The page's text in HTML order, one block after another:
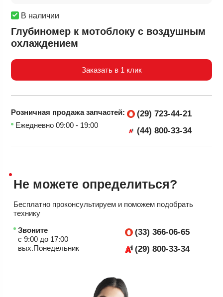
В наличии
Глубиномер к мотоблоку с воздушным
охлаждением
Заказать в 1 клик
Розничная продажазапчастей:
Ежедневно 09:00 - 19:00
(29) 723-44-21
(44) 800-33-34
Не можете определиться?
Бесплатно проконсультируем и поможем подобрать
технику
Звоните
с 9:00 до 17:00
вых.Понедельник
(33) 366-06-65
(29) 800-33-34